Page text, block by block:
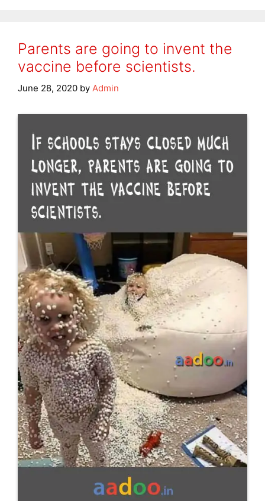
Parents are going to invent the
vaccine before scientists.
June 28, 2020 by Admin